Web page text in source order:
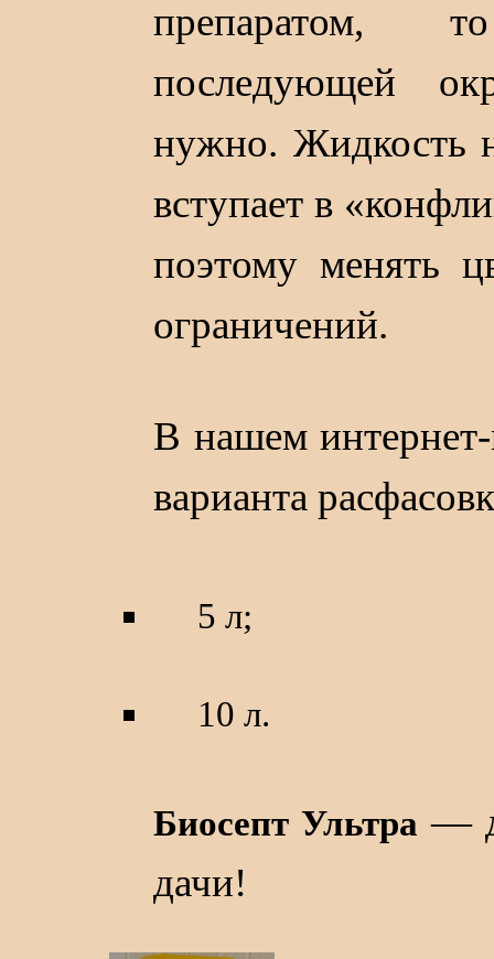
препаратом,
последующей
нужно. Жидкость
вступает в
поэтому менять
ограничений.
В нашем интернет-
варианта
5 л;
10 л.
Биосепт Ультра —
дачи!